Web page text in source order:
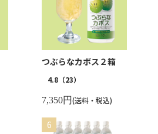
つぶらなカボス２箱
4.8 （23）
7,350円(送料・税込)